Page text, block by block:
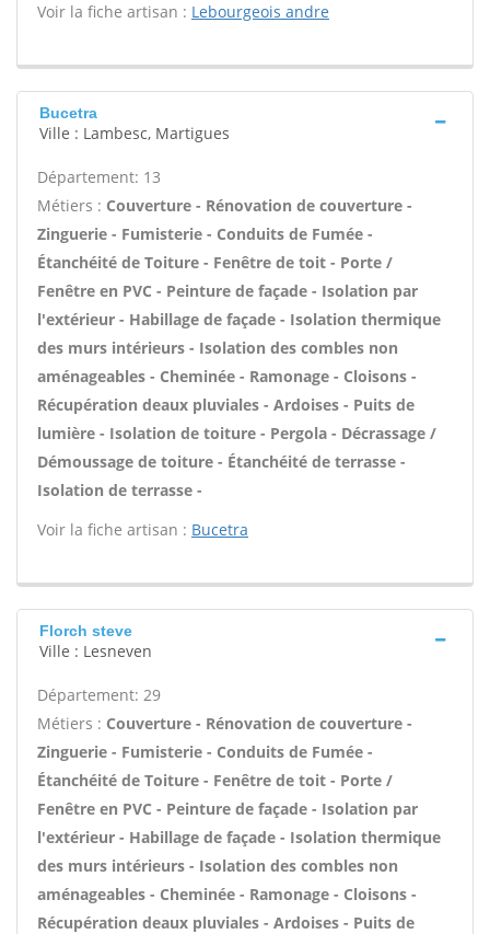
Voir la fiche artisan : Lebourgeois andre
Bucetra
Ville : Lambesc, Martigues
Département: 13
Métiers : Couverture - Rénovation de couverture -
Zinguerie - Fumisterie - Conduits de Fumée -
Étanchéité de Toiture - Fenêtre de toit - Porte /
Fenêtre en PVC - Peinture de façade - Isolation par
l'extérieur - Habillage de façade - Isolation thermique
des murs intérieurs - Isolation des combles non
aménageables - Cheminée - Ramonage - Cloisons -
Récupération deaux pluviales - Ardoises - Puits de
lumière - Isolation de toiture - Pergola - Décrassage /
Démoussage de toiture - Étanchéité de terrasse -
Isolation de terrasse -
Voir la fiche artisan : Bucetra
Florch steve
Ville : Lesneven
Département: 29
Métiers : Couverture - Rénovation de couverture -
Zinguerie - Fumisterie - Conduits de Fumée -
Étanchéité de Toiture - Fenêtre de toit - Porte /
Fenêtre en PVC - Peinture de façade - Isolation par
l'extérieur - Habillage de façade - Isolation thermique
des murs intérieurs - Isolation des combles non
aménageables - Cheminée - Ramonage - Cloisons -
Récupération deaux pluviales - Ardoises - Puits de